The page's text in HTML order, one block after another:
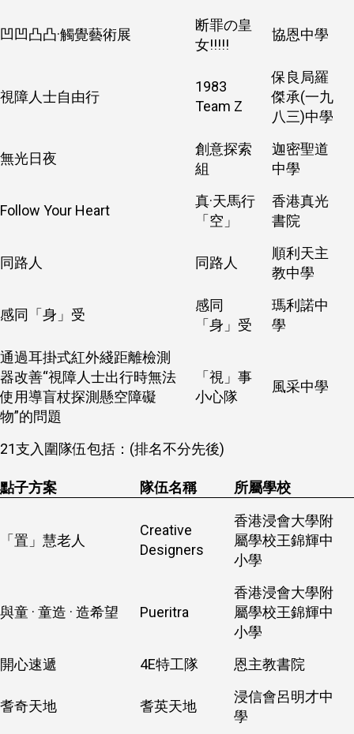
凹凹凸凸·觸覺藝術展
断罪の皇
女!!!!!
協恩中學
視障人士自由行
1983
Team Z
保良局羅
傑承(一九
八三)中學
無光日夜
創意探索
組
迦密聖道
中學
Follow Your Heart
真·天馬行
「空」
香港真光
書院
同路人 同路人
順利天主
教中學
感同「身」受
感同
「身」受
瑪利諾中
學
通過耳掛式紅外綫距離檢測
器改善“視障人士出行時無法
使用導盲杖探測懸空障礙
物”的問題
「視」事
小心隊
風采中學
21支入圍隊伍包括：(排名不分先後)
點子方案 隊伍名稱 所屬學校
「置」慧老人
Creative
Designers
香港浸會大學附
屬學校王錦輝中
小學
與童 · 童造 · 造希望 Pueritra
香港浸會大學附
屬學校王錦輝中
小學
開心速遞
4E特工隊 恩主教書院
耆奇天地 耆英天地
浸信會呂明才中
學